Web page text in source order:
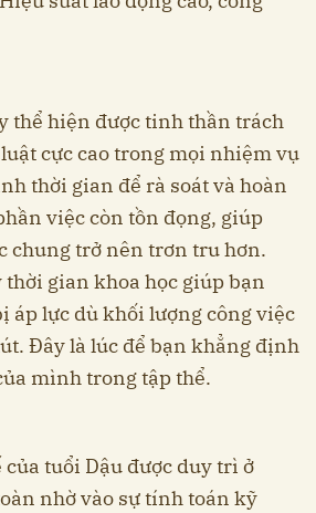
thể hiện được tinh thần trách
cực cao trong mọi nhiệm vụ
thời gian để rà soát và hoàn
việc còn tồn đọng, giúp
chung trở nên trơn tru hơn.
gian khoa học giúp bạn
áp lực dù khối lượng công việc
Đây là lúc để bạn khẳng định
mình trong tập thể.
tuổi Dậu được duy trì ở
nhờ vào sự tính toán kỹ